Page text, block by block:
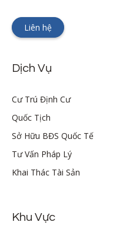
Liên hệ
Dịch Vụ
Cư Trú Định Cư
Quốc Tịch
Sở Hữu BĐS Quốc Tế
Tư Vấn Pháp Lý
Khai Thác Tài Sản
Khu Vực